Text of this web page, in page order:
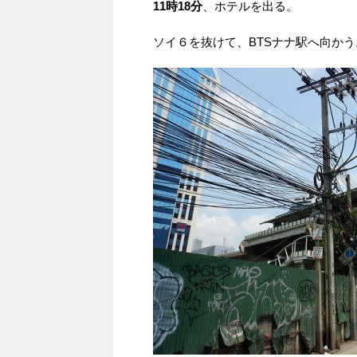
11時18分、ホテルを出る。
ソイ６を抜けて、BTSナナ駅へ向か